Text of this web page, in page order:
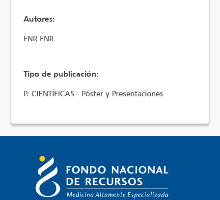
Autores:
FNR FNR
Tipo de publicación:
P. CIENTÍFICAS - Póster y Presentaciones